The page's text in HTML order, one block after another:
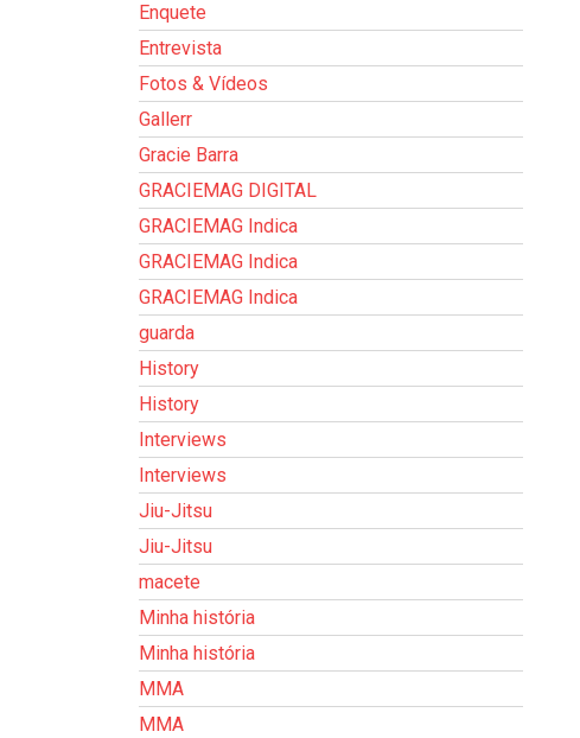
Enquete
Entrevista
Fotos & Vídeos
Gallerr
Gracie Barra
GRACIEMAG DIGITAL
GRACIEMAG Indica
GRACIEMAG Indica
GRACIEMAG Indica
guarda
History
History
Interviews
Interviews
Jiu-Jitsu
Jiu-Jitsu
macete
Minha história
Minha história
MMA
MMA